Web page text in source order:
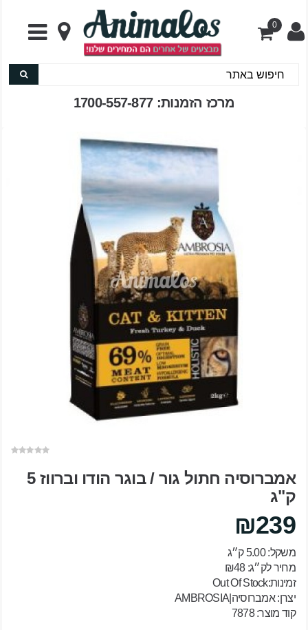
0
מרכז הזמנות: 1700-557-877
אמברוסיה חתול גור / בוגר הודו וברווז 5
ק"ג
₪239
משקל: 5.00 ק״ג
מחיר לק״ג: ₪48
זמינות:Out Of Stock
יצרן:אמברוסיה|AMBROSIA
קוד מוצר: 7878